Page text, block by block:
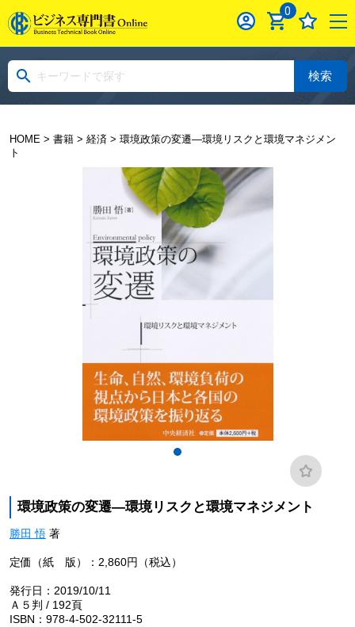
0
検索
HOME> 書籍> 経済 > 環境政策の変遷―環境リスクと環境マネジメン
ト
環境政策の変遷―環境リスクと環境マネジメント
勝田 悟著
定価（紙 版）：2,860円（税込）
発行日：2019/10/11
Ａ５判 / 192頁
ISBN：978-4-502-32111-5